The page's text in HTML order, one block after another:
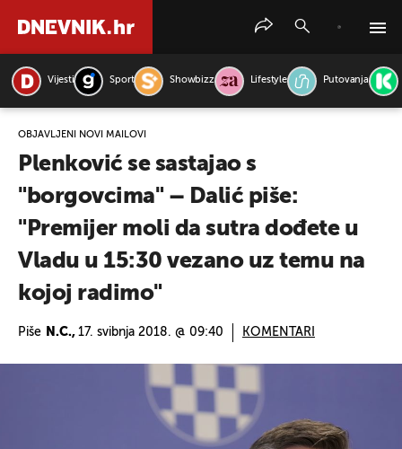
Vijesti Sport Showbizz Lifestyle Putovanja
OBJAVLJENI NOVI MAILOVI
Plenković se sastajao s
"borgovcima" – Dalić piše:
"Premijer moli da sutra dođete u
Vladu u 15:30 vezano uz temu na
kojoj radimo"
Piše N.C., 17. svibnja 2018. @ 09:40 KOMENTARI
PRETRAŽITE VIJESTI